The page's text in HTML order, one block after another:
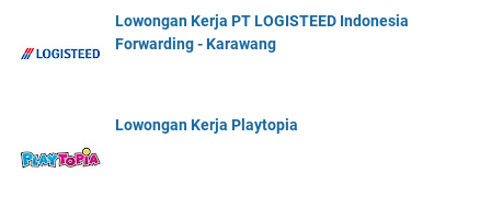
Lowongan Kerja PT LOGISTEED Indonesia
Forwarding - Karawang
Lowongan Kerja Playtopia